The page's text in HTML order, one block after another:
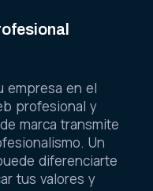
empresa en el
profesional y
marca transmite
Un
diferenciarte
tus valores y